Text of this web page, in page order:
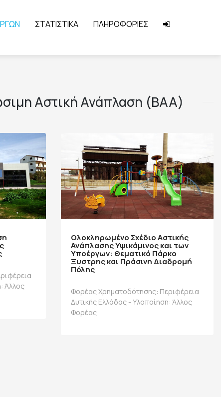
ΣΤΑΤΙΣΤΙΚΑ ΠΛΗΡΟΦΟΡΙΕΣ
Αστική Ανάπλαση (ΒΑΑ)
Άλλος
Ολοκληρωμένο Σχέδιο Αστικής
Ανάπλασης Υψικάμινος και των
Υποέργων: Θεματικό Πάρκο
Ξυστρης και Πράσινη Διαδρομή
Πόλης
Φορέας Χρηματοδότησης: Περιφέρεια
Δυτικής Ελλάδας - Υλοποίηση: Άλλος
Φορέας